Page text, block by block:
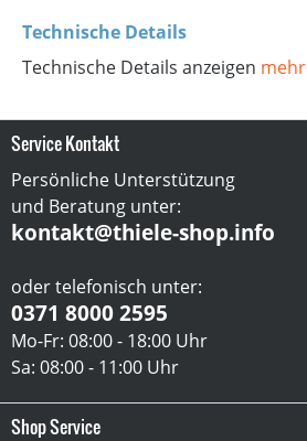
Technische Details
Technische Details anzeigen mehr
Service Kontakt
Persönliche Unterstützung
und Beratung unter:
kontakt@thiele-shop.info
oder telefonisch unter:
0371 8000 2595
Mo-Fr: 08:00 - 18:00 Uhr
Sa: 08:00 - 11:00 Uhr
Shop Service